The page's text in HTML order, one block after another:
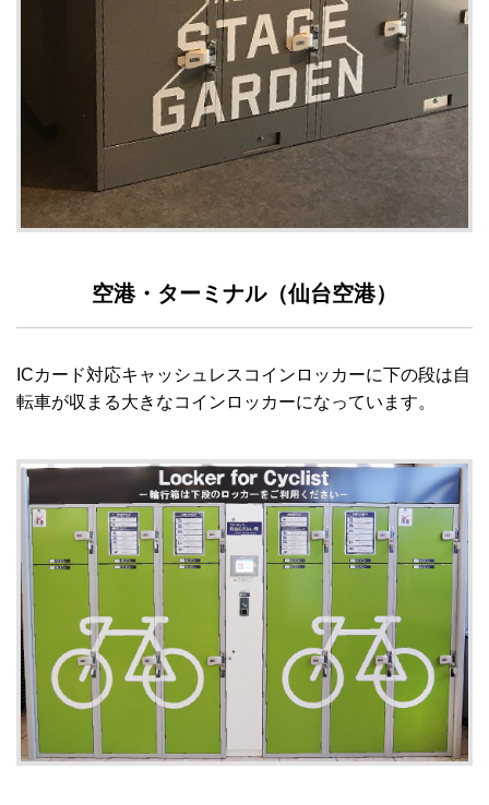
空港・ターミナル（仙台空港）
ICカード対応キャッシュレスコインロッカーに下の段は自
転車が収まる大きなコインロッカーになっています。